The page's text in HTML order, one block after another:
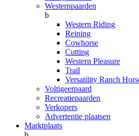
Westernpaarden
b
Western Riding
Reining
Cowhorse
Cutting
Western Pleasure
Trail
Versatility Ranch
Voltigeerpaard
Recreatiepaarden
Verkopers
Advertentie plaatsen
Marktplaats